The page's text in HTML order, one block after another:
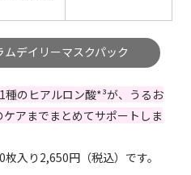
デイリーマスクパック
種のヒアルロン酸*³が、うるお
アまでまとめてサポートしま
入り2,650円（税込）です。